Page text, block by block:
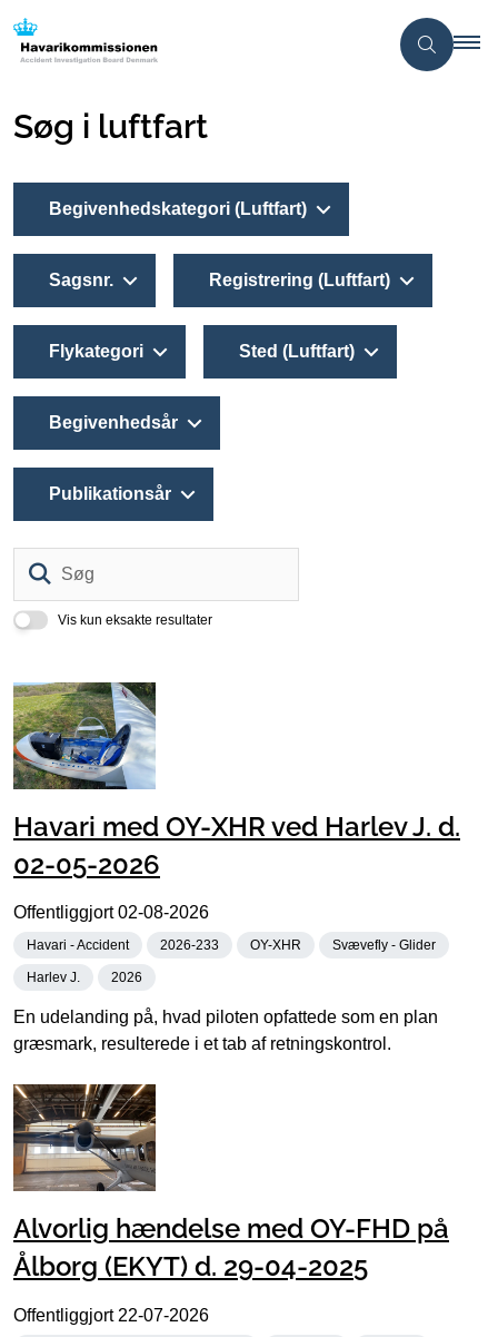
Søg i luftfart
Vis kun eksakte resultater
Begivenhedskategori (Luftfart)
Sagsnr. Registrering (Luftfart)
Flykategori Sted (Luftfart)
Begivenhedsår
Publikationsår
Havari med OY-XHR ved Harlev J. d.
02-05-2026
Offentliggjort02-08-2026
Havari - Accident 2026-233 OY-XHR Svævefly - Glider
Harlev J. 2026
En udelanding på, hvad piloten opfattede som en plan
græsmark, resulterede i et tab af retningskontrol.
Alvorlig hændelse med OY-FHD på
Ålborg (EKYT) d. 29-04-2025
Offentliggjort 22-07-2026